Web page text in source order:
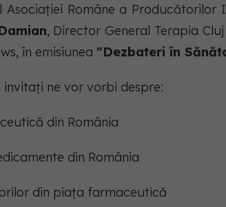
Române a Producătorilor
, Director General Terapia
în emisiunea "Dezbateri în
invitați ne vor vorbi despre:
din România
din România
din piața farmaceutică